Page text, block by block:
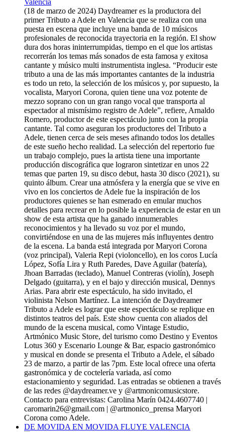
(18 de marzo de 2024) Daydreamer es la productora del
primer Tributo a Adele en Valencia que se realiza con una
puesta en escena que incluye una banda de 10 músicos
profesionales de reconocida trayectoria en la región. El show
dura dos horas ininterrumpidas, tiempo en el que los artistas
recorrerán los temas más sonados de esta famosa y exitosa
cantante y músico multi instrumentista inglesa. “Producir este
tributo a una de las más importantes cantantes de la industria
es todo un reto, la selección de los músicos y, por supuesto, la
vocalista, Maryori Corona, quien tiene una voz potente de
mezzo soprano con un gran rango vocal que transporta al
espectador al mismísimo registro de Adele”, refiere, Arnaldo
Romero, productor de este espectáculo junto con la propia
cantante. Tal como aseguran los productores del Tributo a
Adele, tienen cerca de seis meses afinando todos los detalles
de este sueño hecho realidad. La selección del repertorio fue
un trabajo complejo, pues la artista tiene una importante
producción discográfica que lograron sintetizar en unos 22
temas que parten 19, su disco debut, hasta 30 disco (2021), su
quinto álbum. Crear una atmósfera y la energía que se vive en
vivo en los conciertos de Adele fue la inspiración de los
productores quienes se han esmerado en emular muchos
detalles para recrear en lo posible la experiencia de estar en un
show de esta artista que ha ganado innumerables
reconocimientos y ha llevado su voz por el mundo,
convirtiéndose en una de las mujeres más influyentes dentro
de la escena. La banda está integrada por Maryori Corona
(voz principal), Valeria Repi (violoncello), en los coros Lucía
López, Sofía Lira y Ruth Paredes, Dave Aguilar (batería),
Jhoan Barradas (teclado), Manuel Contreras (violín), Joseph
Delgado (guitarra), y en el bajo y dirección musical, Dennys
Arias. Para abrir este espectáculo, ha sido invitado, el
violinista Nelson Martínez. La intención de Daydreamer
Tributo a Adele es lograr que este espectáculo se replique en
distintos teatros del país. Este show cuenta con aliados del
mundo de la escena musical, como Vintage Estudio,
Artmónico Music Store, del turismo como Destino y Eventos
Lotus 360 y Escenario Lounge & Bar, espacio gastronómico
y musical en donde se presenta el Tributo a Adele, el sábado
23 de marzo, a partir de las 7pm. Este local ofrece una oferta
gastronómica y de coctelería variada, así como
estacionamiento y seguridad. Las entradas se obtienen a través
de las redes @daydreamer.ve y @artmonicomusicstore.
Contacto para entrevistas: Carolina Marín 0424.4607740 |
caromarin26@gmail.com | @artmonico_prensa Maryori
Corona como Adele.
DE MOVIDA EN MOVIDA FLUYE VALENCIA